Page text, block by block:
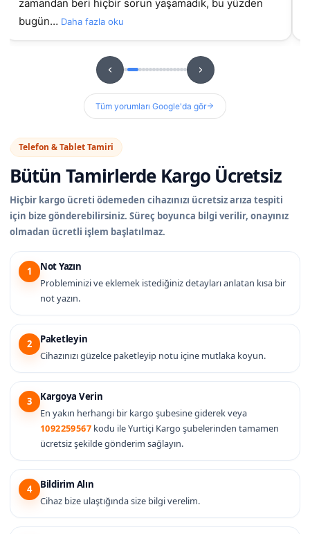
sorunluydu ama burada orijinal ekran takıldıydı, t…
Daha fazla oku
Tüm yorumları Google'da gör
Telefon & Tablet Tamiri
Bütün Tamirlerde Kargo Ücretsiz
Hiçbir kargo ücreti ödemeden cihazınızı ücretsiz arıza tespiti
için bize gönderebilirsiniz. Süreç boyunca bilgi verilir, onayınız
olmadan ücretli işlem başlatılmaz.
1
Not Yazın
Probleminizi ve eklemek istediğiniz detayları anlatan kısa bir
not yazın.
2
Paketleyin
Cihazınızı güzelce paketleyip notu içine mutlaka koyun.
3
Kargoya Verin
En yakın herhangi bir kargo şubesine giderek veya
1092259567 kodu ile Yurtiçi Kargo şubelerinden tamamen
ücretsiz şekilde gönderim sağlayın.
4
Bildirim Alın
Cihaz bize ulaştığında size bilgi verelim.